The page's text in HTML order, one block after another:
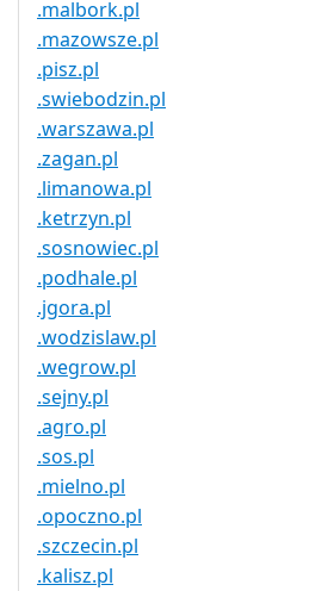
.malbork.pl
.mazowsze.pl
.pisz.pl
.swiebodzin.pl
.warszawa.pl
.zagan.pl
.limanowa.pl
.ketrzyn.pl
.sosnowiec.pl
.podhale.pl
.jgora.pl
.wodzislaw.pl
.wegrow.pl
.sejny.pl
.agro.pl
.sos.pl
.mielno.pl
.opoczno.pl
.szczecin.pl
.kalisz.pl